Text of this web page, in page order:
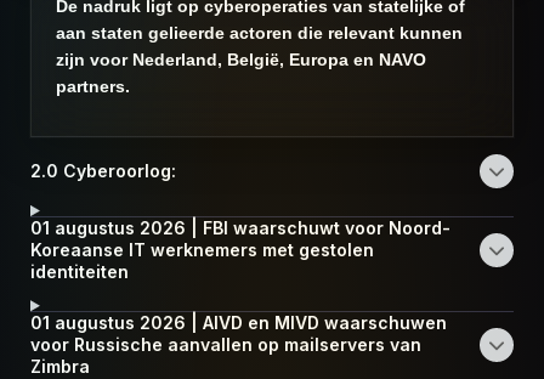
De nadruk ligt op cyberoperaties van statelijke of
aan staten gelieerde actoren die relevant kunnen
zijn voor Nederland, België, Europa en NAVO
partners.
2.0 Cyberoorlog:
01 augustus 2026 | FBI waarschuwt voor Noord-
Koreaanse IT werknemers met gestolen
identiteiten
01 augustus 2026 | AIVD en MIVD waarschuwen
voor Russische aanvallen op mailservers van
Zimbra